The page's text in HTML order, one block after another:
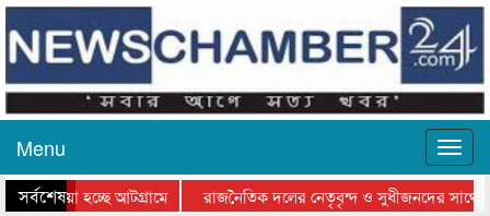
Menu
সর্বশেষ
যাওয়া হচ্ছে আটগ্রামে
রাজনৈতিক দলের নেতৃবৃন্দ ও সুধীজনদের সাথে